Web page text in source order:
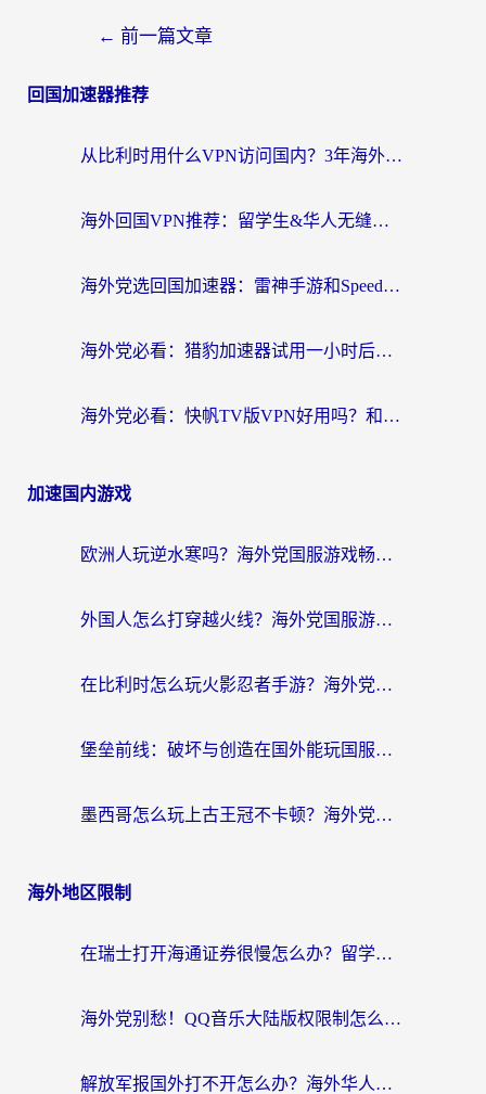
← 前一篇文章
回国加速器推荐
从比利时用什么VPN访问国内？3年海外党亲测有效的无缝回国上网指南
海外回国VPN推荐：留学生&华人无缝访问国内资源的实用指南
海外党选回国加速器：雷神手游和SpeedCN哪个好？附避坑指南
海外党必看：猎豹加速器试用一小时后，我终于找到无缝访问国内资源的正确姿势
海外党必看：快帆TV版VPN好用吗？和畅游VPN对比哪个回国效果更好？附实用选择指南
加速国内游戏
欧洲人玩逆水寒吗？海外党国服游戏畅玩终极指南（附低延迟秘籍）
外国人怎么打穿越火线？海外党国服游戏加速器终极攻略（附3大热门游戏解决方案）
在比利时怎么玩火影忍者手游？海外党亲测有效的国服游戏加速指南
堡垒前线：破坏与创造在国外能玩国服吗？海外玩家国服畅玩终极指南
墨西哥怎么玩上古王冠不卡顿？海外党国服游戏加速器选择全攻略
海外地区限制
在瑞士打开海通证券很慢怎么办？留学生&海外华人的回国加速全攻略
海外党别愁！QQ音乐大陆版权限制怎么破？附咪咕视频、B站地区限制解除全攻略
解放军报国外打不开怎么办？海外华人必备回国加速指南，看奥运拳击、听酷狗音乐全搞定